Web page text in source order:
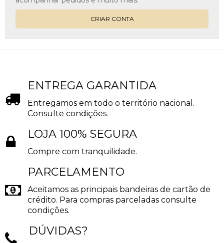
CRIAR CONTA
ENTREGA GARANTIDA
Entregamos em todo o território nacional.
Consulte condições.
LOJA 100% SEGURA
Compre com tranquilidade.
PARCELAMENTO
Aceitamos as principais bandeiras de cartão de
crédito. Para compras parceladas consulte
condições.
DÚVIDAS?